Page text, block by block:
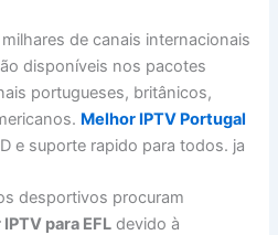
de canais internacionais
disponíveis nos pacotes
portugueses, britânicos,
Melhor IPTV Portugal
e suporte rapido para todos. ja
desportivos procuram
para EFL devido à